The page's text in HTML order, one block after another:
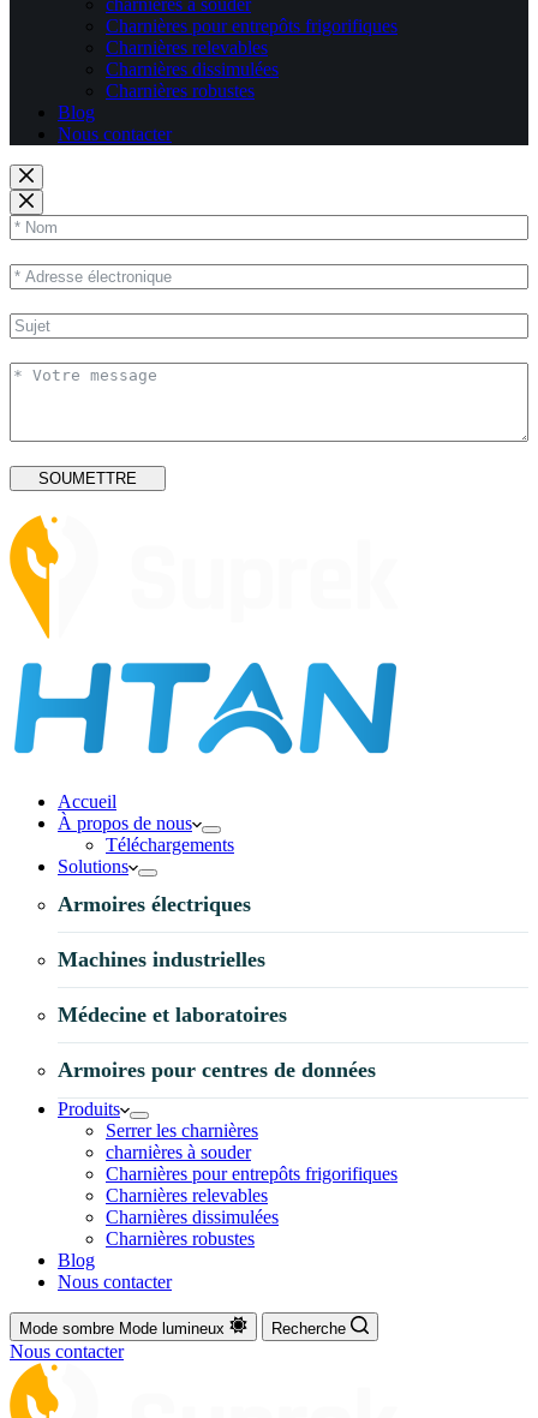
charnières à souder
Charnières pour entrepôts frigorifiques
Charnières relevables
Charnières dissimulées
Charnières robustes
Blog
Nous contacter
SOUMETTRE
Accueil
À propos de nous
Téléchargements
Solutions
Armoires électriques
Machines industrielles
Médecine et laboratoires
Armoires pour centres de données
Produits
Serrer les charnières
charnières à souder
Charnières pour entrepôts frigorifiques
Charnières relevables
Charnières dissimulées
Charnières robustes
Blog
Nous contacter
Mode sombre Mode lumineux Recherche
Nous contacter